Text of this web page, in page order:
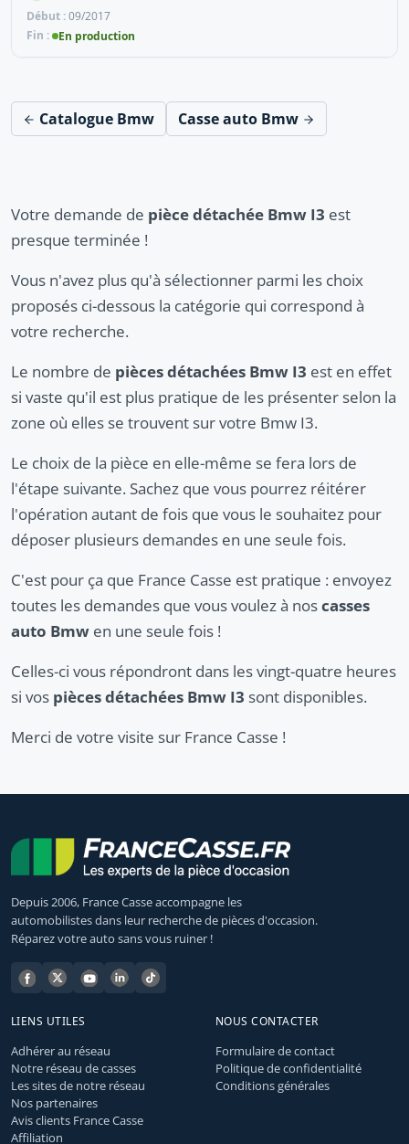
09/2017
En production
Catalogue Bmw Casse auto Bmw
Votre demande de pièce détachée Bmw I3 est
presque terminée !
Vous n'avez plus qu'à sélectionner parmi les choix
proposés ci-dessous la catégorie qui correspond à
votre recherche.
Le nombre de pièces détachées Bmw I3 est en effet
si vaste qu'il est plus pratique de les présenter selon la
zone où elles se trouvent sur votre Bmw I3.
Le choix de la pièce en elle-même se fera lors de
l'étape suivante. Sachez que vous pourrez réitérer
l'opération autant de fois que vous le souhaitez pour
déposer plusieurs demandes en une seule fois.
C'est pour ça que France Casse est pratique : envoyez
toutes les demandes que vous voulez à noscasses
auto Bmw en une seule fois !
Celles-ci vous répondront dans les vingt-quatre heures
si vos pièces détachées Bmw I3 sont disponibles.
Merci de votre visite sur France Casse !
Depuis 2006, France Casse accompagne les
automobilistes dans leur recherche de pièces d'occasion.
Réparez votre auto sans vous ruiner !
LIENS UTILES
Adhérer au réseau
Notre réseau de casses
Les sites de notre réseau
Nos partenaires
Avis clients France Casse
Affiliation
NOUS CONTACTER
Formulaire de contact
Politique de confidentialité
Conditions générales